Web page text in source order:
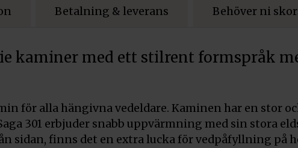
Betalning & leverans Behöver ni
kaminer med ett stilrent formspråk
för alla hängivna vedeldare. Kaminen har en stor
301 erbjuder snabb uppvärmning med sin stora
sidan, finns det en extra lucka för vedpåfyllning på